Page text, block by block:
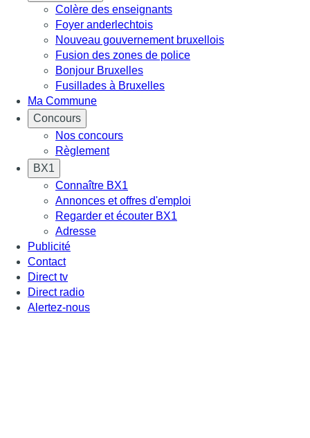
Colère des enseignants
Foyer anderlechtois
Nouveau gouvernement bruxellois
Fusion des zones de police
Bonjour Bruxelles
Fusillades à Bruxelles
Ma Commune
Concours
Nos concours
Règlement
BX1
Connaître BX1
Annonces et offres d'emploi
Regarder et écouter BX1
Adresse
Publicité
Contact
Direct tv
Direct radio
Alertez-nous